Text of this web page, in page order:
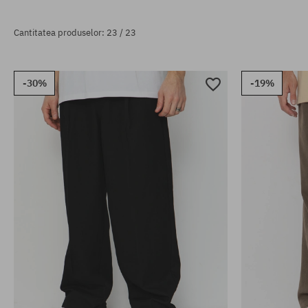
Cantitatea produselor: 23 / 23
-30% -19%